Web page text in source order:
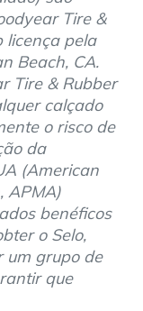
Tire &
licença pela
Beach, CA.
Tire & Rubber
calçado
o risco de
da
(American
APMA)
benéficos
o Selo,
um grupo de
que